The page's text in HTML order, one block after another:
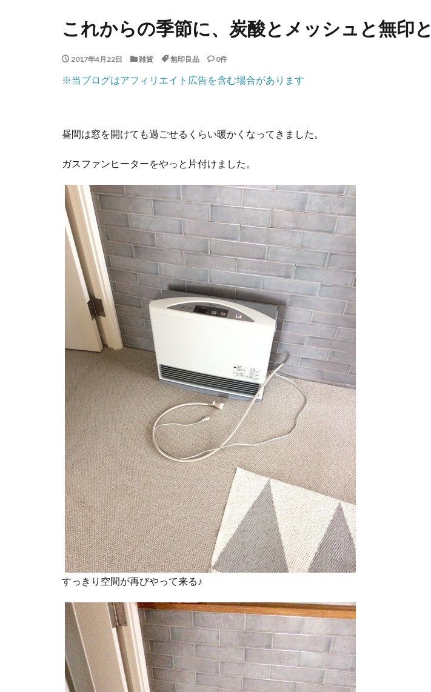
これからの季節に、炭酸とメッシュと無印と
2017年4月22日 雑貨 無印良品 0件
※当ブログはアフィリエイト広告を含む場合があります
昼間は窓を開けても過ごせるくらい暖かくなってきました。
ガスファンヒーターをやっと片付けました。
すっきり空間が再びやって来る♪